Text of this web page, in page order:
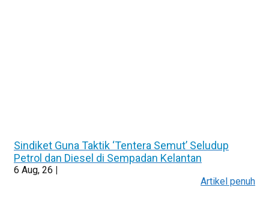
Sindiket Guna Taktik ‘Tentera Semut’ Seludup
Petrol dan Diesel di Sempadan Kelantan
6 Aug, 26 |
Artikel penuh